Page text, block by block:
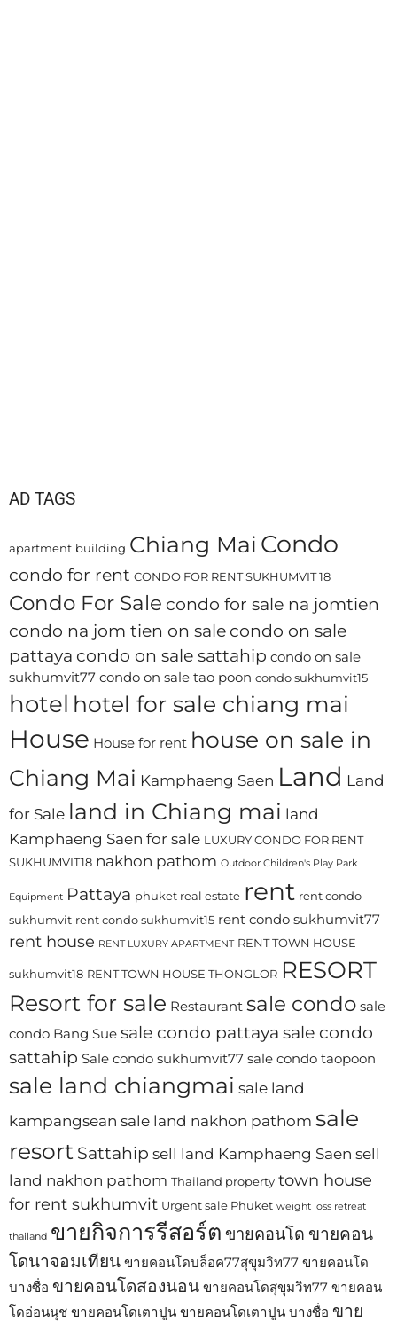
AD TAGS
apartment building Chiang Mai Condo
condo for rent CONDO FOR RENT SUKHUMVIT 18
Condo For Sale condo for sale na jomtien
condo na jom tien on sale condo on sale
pattaya condo on sale sattahip condo on sale
sukhumvit77 condo on sale tao poon condo sukhumvit15
hotel hotel for sale chiang mai
House House for rent house on sale in
Chiang Mai Kamphaeng Saen Land Land
for Sale land in Chiang mai land
Kamphaeng Saen for sale LUXURY CONDO FOR RENT
SUKHUMVIT18 nakhon pathom Outdoor Children's Play Park
Equipment Pattaya phuket real estate rent rent condo
sukhumvit rent condo sukhumvit15 rent condo sukhumvit77
rent house RENT LUXURY APARTMENT RENT TOWN HOUSE
sukhumvit18 RENT TOWN HOUSE THONGLOR RESORT
Resort for sale Restaurant sale condo sale
condo Bang Sue sale condo pattaya sale condo
sattahip Sale condo sukhumvit77 sale condo taopoon
sale land chiangmai sale land
kampangsean sale land nakhon pathom sale
resort Sattahip sell land Kamphaeng Saen sell
land nakhon pathom Thailand property town house
for rent sukhumvit Urgent sale Phuket weight loss retreat
thailand ขายกิจการรีสอร์ต ขายคอนโด ขายคอน
โดนาจอมเทียน ขายคอนโดบล็อค77สุขุมวิท77 ขายคอนโด
บางซื่อ ขายคอนโดสองนอน ขายคอนโดสุขุมวิท77 ขายคอน
โดอ่อนนุช ขายคอนโดเตาปูน ขายคอนโดเตาปูน บางซื่อ ขาย